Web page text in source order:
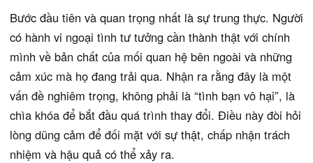
Bước đầu tiên và quan trọng nhất là sự trung thực. Người
có hành vi ngoại tình tư tưởng cần thành thật với chính
mình về bản chất của mối quan hệ bên ngoài và những
cảm xúc mà họ đang trải qua. Nhận ra rằng đây là một
vấn đề nghiêm trọng, không phải là “tình bạn vô hại”, là
chìa khóa để bắt đầu quá trình thay đổi. Điều này đòi hỏi
lòng dũng cảm để đối mặt với sự thật, chấp nhận trách
nhiệm và hậu quả có thể xảy ra.